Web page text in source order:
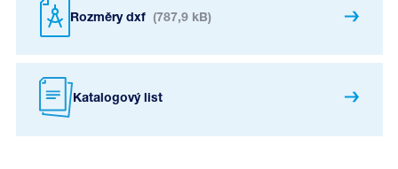
Rozměry dxf (787,9 kB)
Katalogový list